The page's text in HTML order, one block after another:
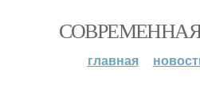
главная